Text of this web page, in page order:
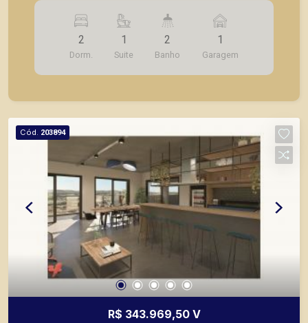
Ribeirão Preto; - Próximo ao parque Raya; -
Apartamentos com 65 m² com diversas opções
de tipologia; - Unidades de 2 quartos sendo 1
construtivo; - Área de lazer completa: - Piscina
Kids; - Salão de jogos; - Praça; - Playground; -
Pet Place; - Quadra recreativa; - Quadra beach
tennis; - Crossfit *** Consulte tabela de valores.
Também temos imóveis no Jardim Canadá, City
Ribeirão Bosque das Juritis, casas e
apartamentos próximos a mercados, farmácias,
escolas, além de pontos comerciais localizados
na Zona Sul.
2
Dorm.
1
Suite
2
Banho
1
Garagem
Cód. 203894
R$ 343.969,50 V